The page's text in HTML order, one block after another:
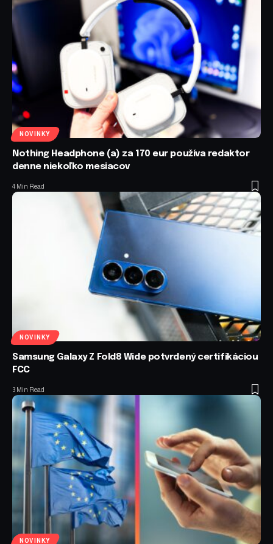
NOVINKY
Nothing Headphone (a) za 170 eur používa redaktor
denne niekoľko mesiacov
4 Min Read
NOVINKY
Samsung Galaxy Z Fold8 Wide potvrdený certifikáciou
FCC
3 Min Read
NOVINKY